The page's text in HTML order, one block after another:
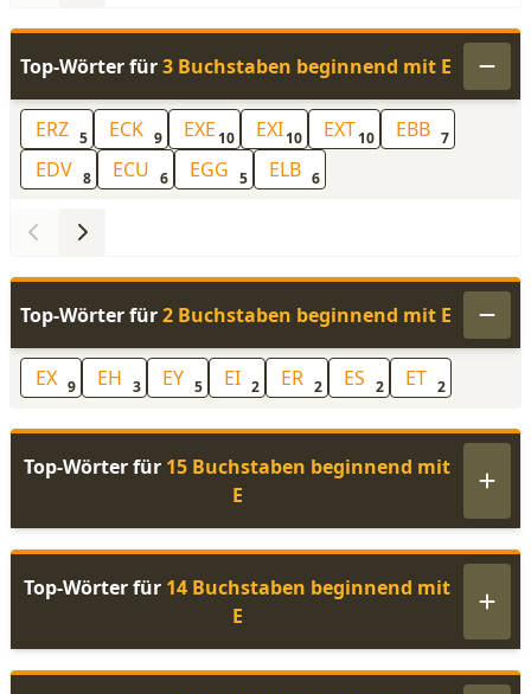
Top-Wörter für3 Buchstaben beginnend mit E
ERZ 5 ECK 9 EXE 10 EXI10 EXT10 EBB 7
EDV 8 ECU 6 EGG 5 ELB 6
Top-Wörter für2 Buchstaben beginnend mit E
EX 9 EH 3 EY 5 EI 2 ER 2 ES 2 ET 2
Top-Wörter für 15 Buchstaben beginnend mit
E
Top-Wörter für 14 Buchstaben beginnend mit
E